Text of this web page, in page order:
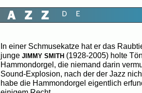
In einer Schmusekatze hat er das
junge JIMMY SMITH (1928-2005) holte
Hammondorgel, die niemand darin
Sound-Explosion, nach der der Jazz
habe die Hammondorgel eigentlich